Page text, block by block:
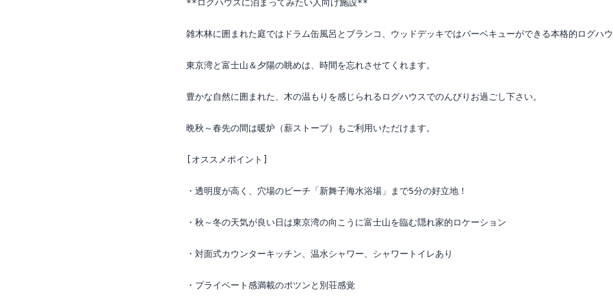
**ログハウスに泊まってみたい人向け施設**
雑木林に囲まれた庭ではドラム缶風呂とブランコ、ウッドデッキではバーベキューができる本格的ログハ
東京湾と富士山＆夕陽の眺めは、時間を忘れさせてくれます。
豊かな自然に囲まれた、木の温もりを感じられるログハウスでのんびりお過ごし下さい。
晩秋～春先の間は暖炉（薪ストーブ）もご利用いただけます。
[オススメポイント]
・透明度が高く、穴場のビーチ「新舞子海水浴場」まで5分の好立地！
・秋～冬の天気が良い日は東京湾の向こうに富士山を臨む隠れ家的ロケーション
・対面式カウンターキッチン、温水シャワー、シャワートイレあり
・プライベート感満載のポツンと別荘感覚